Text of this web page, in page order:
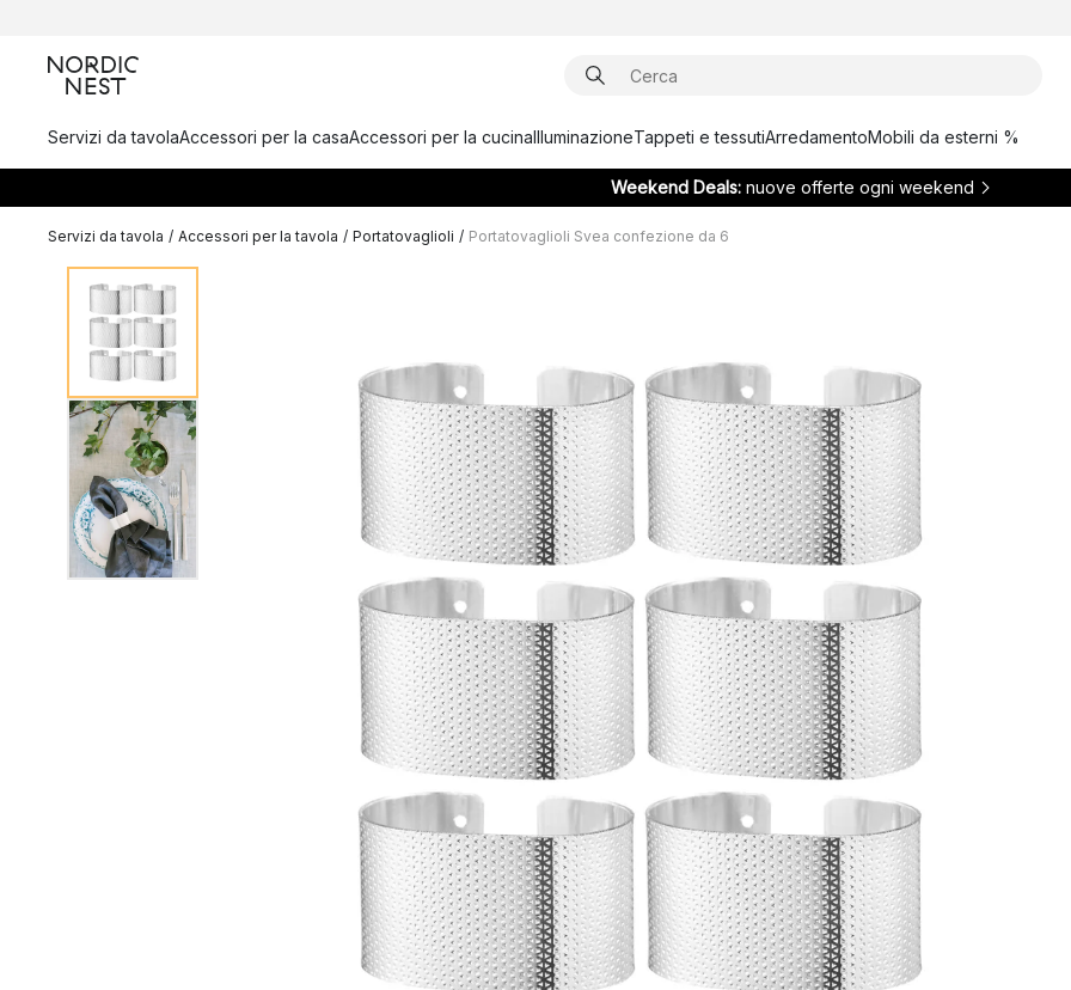
Servizi da tavolaAccessori per la casaAccessori per la cucinaIlluminazioneTappeti e tessutiArredamentoMobili da esterni %
Weekend Deals: nuove offerte ogni weekend
Servizi da tavola / Accessori per la tavola / Portatovaglioli / Portatovaglioli Svea confezione da 6